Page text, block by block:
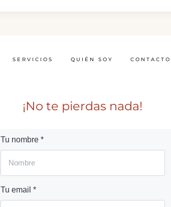
SERVICIOS QUIÉN SOY CONTACTO
¡No te pierdas nada!
Tu nombre *
Tu email *